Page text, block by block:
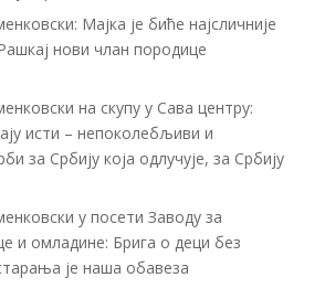
Мајка је биће најсличније
нови члан породице
на скупу у Сава центру:
исти – непоколебљиви и
за Србију која одлучује, за Србију
у посети Заводу за
и омладине: Брига о деци без
је наша обавеза